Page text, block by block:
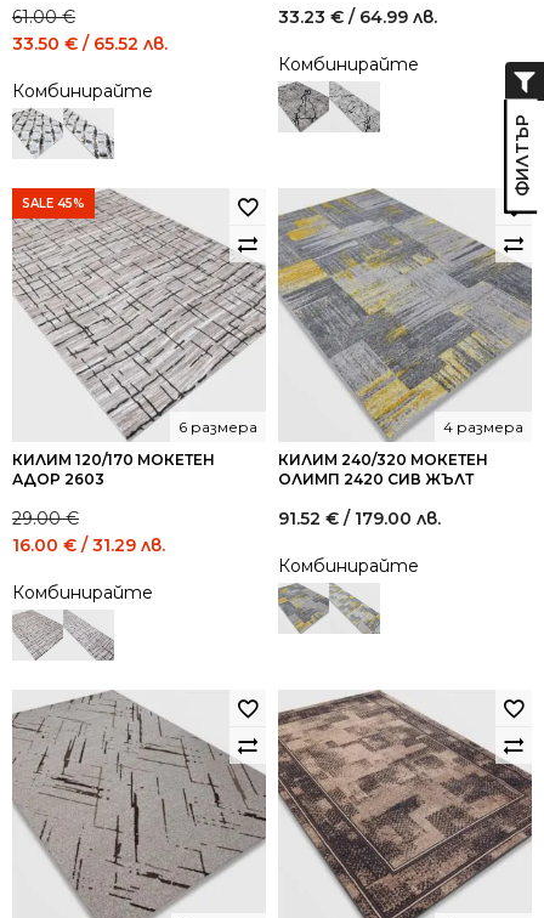
61.00€
Original
was:
61.00 €
/
лв..
33.50 € / 65.52 лв.
Комбинирайте
33.23 € / 64.99 лв.
Комбинирайте
SALE 45%
КИЛИМ 120/170 МОКЕТЕН
АДОР 2603
6 размера
29.00€
Original
was:
29.00 €
/
лв..
16.00 € / 31.29 лв.
лв..
Комбинирайте
КИЛИМ 240/320 МОКЕТЕН
ОЛИМП 2420 СИВ ЖЪЛТ
4 размера
91.52 € / 179.00 лв.
Комбинирайте